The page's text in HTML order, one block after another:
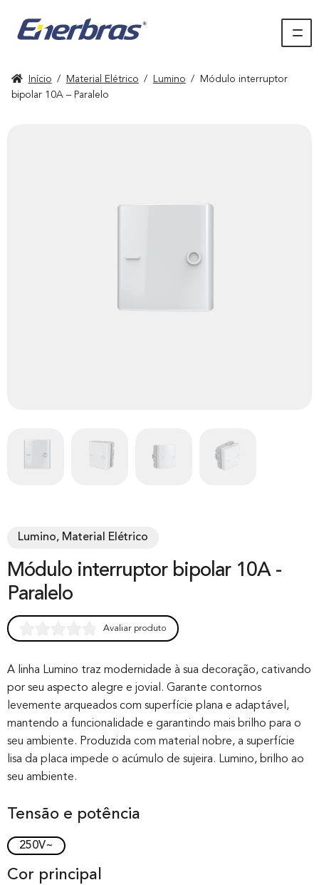
Início / Material Elétrico / Lumino /
Módulo interruptor
bipolar 10A – Paralelo
Lumino, Material Elétrico
Módulo interruptor bipolar 10A -
Paralelo
out of 0
based on
customer
rating
Avaliar produto
A linha Lumino traz modernidade à sua decoração, cativando
por seu aspecto alegre e jovial. Garante contornos
levemente arqueados com superfície plana e adaptável,
mantendo a funcionalidade e garantindo mais brilho para o
seu ambiente. Produzida com material nobre, a superfície
lisa da placa impede o acúmulo de sujeira. Lumino, brilho ao
seu ambiente.
Tensão e potência
250V~
Cor principal